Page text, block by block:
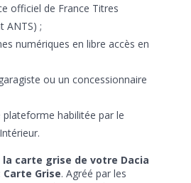
officiel de France Titres
ANTS) ;
numériques en libre accès en
ou un concessionnaire
plateforme habilitée par le
carte grise de votre Dacia
Grise. Agréé par les